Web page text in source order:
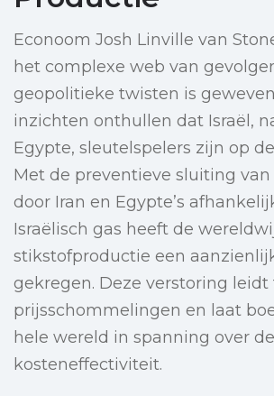
Econoom Josh Linville van
het complexe web van
geopolitieke twisten is
inzichten onthullen dat Israël,
Egypte, sleutelspelers zijn op
Met de preventieve sluiting van
door Iran en Egypte’s
Israëlisch gas heeft de
stikstofproductie een
gekregen. Deze verstoring leidt
prijsschommelingen en laat
hele wereld in spanning over de
kosteneffectiviteit.